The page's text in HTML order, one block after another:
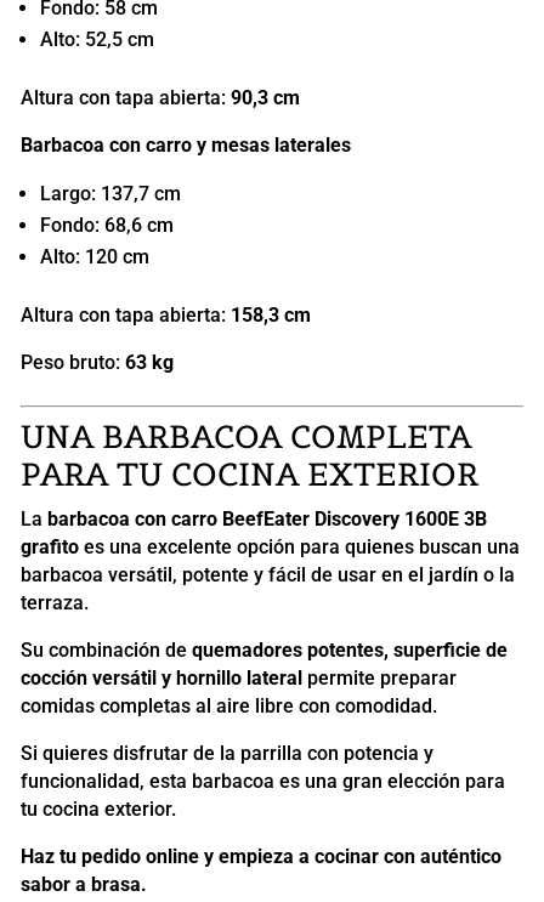
Fondo: 58 cm
Alto: 52,5 cm
Altura con tapa abierta: 90,3 cm
Barbacoa con carro y mesas laterales
Largo: 137,7 cm
Fondo: 68,6 cm
Alto: 120 cm
Altura con tapa abierta: 158,3 cm
Peso bruto: 63 kg
UNA BARBACOA COMPLETA
PARA TU COCINA EXTERIOR
La barbacoa con carro BeefEater Discovery 1600E 3B
grafitoes una excelente opción para quienes buscan una
barbacoa versátil, potente y fácil de usar en el jardín o la
terraza.
Su combinación de quemadores potentes, superficie de
cocción versátil y hornillo lateralpermite preparar
comidas completas al aire libre con comodidad.
Si quieres disfrutar de la parrilla con potencia y
funcionalidad, esta barbacoa es una gran elección para
tu cocina exterior.
Haz tu pedido online y empieza a cocinar con auténtico
sabor a brasa.